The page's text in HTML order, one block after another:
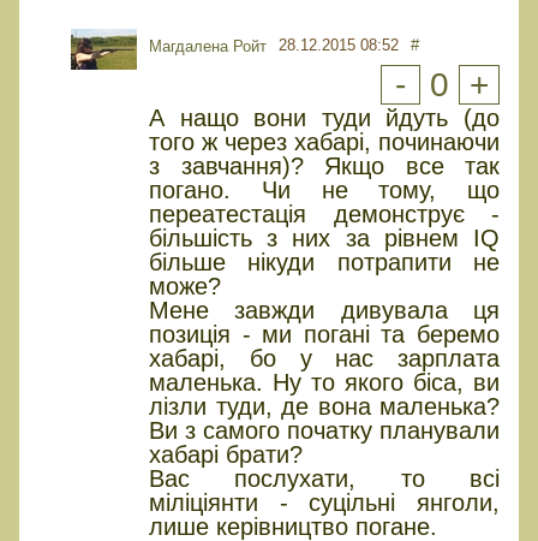
Магдалена Ройт 28.12.2015 08:52 #
- 0 +
А нащо вони туди йдуть (до
того ж через хабарі, починаючи
з завчання)? Якщо все так
погано. Чи не тому, що
переатестація демонструє -
більшість з них за рівнем IQ
більше нікуди потрапити не
може?
Мене завжди дивувала ця
позиція - ми погані та беремо
хабарі, бо у нас зарплата
маленька. Ну то якого біса, ви
лізли туди, де вона маленька?
Ви з самого початку планували
хабарі брати?
Вас послухати, то всі
міліціянти - суцільні янголи,
лише керівництво погане.